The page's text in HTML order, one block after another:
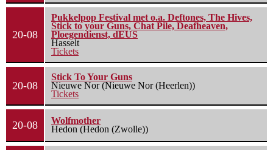
20-08
Pukkelpop Festival met o.a. Deftones, The Hives,
Stick to your Guns, Chat Pile, Deafheaven,
Ploegendienst, dEUS
Hasselt
Tickets
20-08
Stick To Your Guns
Nieuwe Nor (Nieuwe Nor (Heerlen))
Tickets
20-08
Wolfmother
Hedon (Hedon (Zwolle))